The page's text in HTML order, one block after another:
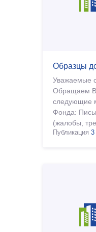
Образцы
Уважаемые
Обращаем
следующие
Фонда:
(жалобы,
необходимо
Публикация 3